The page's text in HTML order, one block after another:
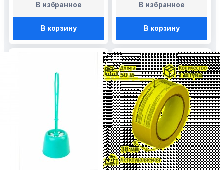
В избранное
В корзину
В избранное
В корзину